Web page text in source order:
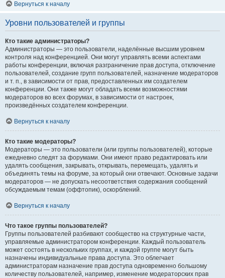
Вернуться к началу
Уровни пользователей и группы
Кто такие администраторы?
Администраторы — это пользователи, наделённые высшим уровнем
контроля над конференцией. Они могут управлять всеми аспектами
работы конференции, включая разграничение прав доступа, отключение
пользователей, создание групп пользователей, назначение модераторов
и т. п., в зависимости от прав, предоставленных им создателем
конференции. Они также могут обладать всеми возможностями
модераторов во всех форумах, в зависимости от настроек,
произведённых создателем конференции.
Вернуться к началу
Кто такие модераторы?
Модераторы — это пользователи (или группы пользователей), которые
ежедневно следят за форумами. Они имеют право редактировать или
удалять сообщения, закрывать, открывать, перемещать, удалять и
объединять темы на форуме, за который они отвечают. Основные задачи
модераторов — не допускать несоответствия содержания сообщений
обсуждаемым темам (оффтопик), оскорблений.
Вернуться к началу
Что такое группы пользователей?
Группы пользователей разбивают сообщество на структурные части,
управляемые администратором конференции. Каждый пользователь
может состоять в нескольких группах, и каждой группе могут быть
назначены индивидуальные права доступа. Это облегчает
администраторам назначение прав доступа одновременно большому
количеству пользователей, например, изменение модераторских прав